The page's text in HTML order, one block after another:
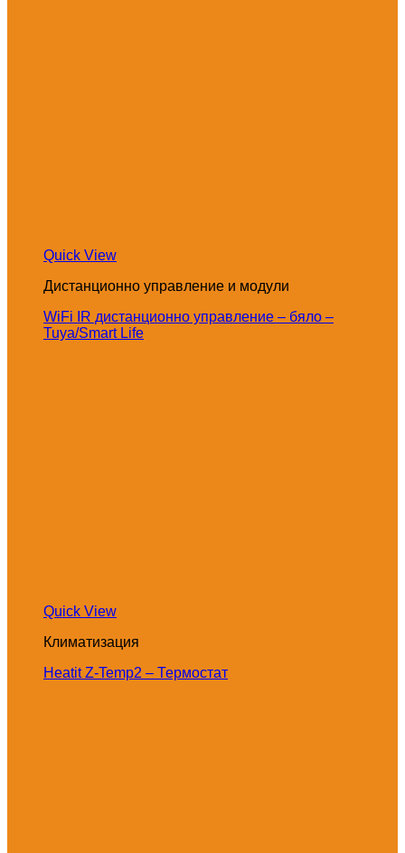
Quick View
Дистанционно управление и модули
WiFi IR дистанционно управление – бяло –
Tuya/Smart Life
Quick View
Климатизация
Heatit Z-Temp2 – Термостат